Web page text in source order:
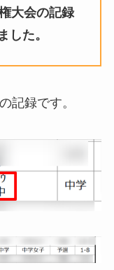
大会の記録
した。
記録です。